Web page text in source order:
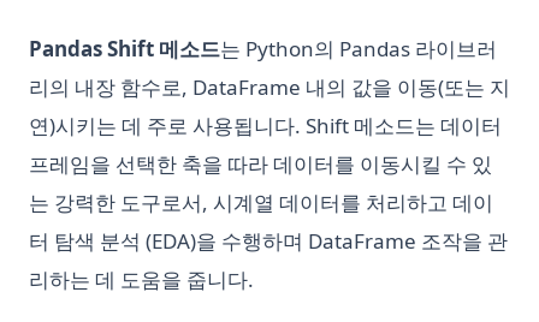
Pandas Shift 메소드는 Python의 Pandas 라이브러
리의 내장 함수로, DataFrame 내의 값을 이동(또는 지
연)시키는 데 주로 사용됩니다. Shift 메소드는 데이터
프레임을 선택한 축을 따라 데이터를 이동시킬 수 있
는 강력한 도구로서, 시계열 데이터를 처리하고 데이
터 탐색 분석 (EDA)을 수행하며 DataFrame 조작을 관
리하는 데 도움을 줍니다.